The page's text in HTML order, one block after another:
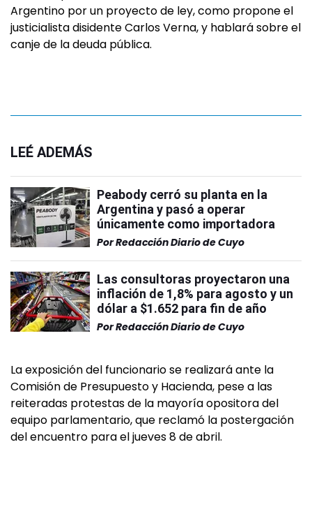
Argentino por un proyecto de ley, como propone el
justicialista disidente Carlos Verna, y hablará sobre el
canje de la deuda pública.
LEÉ ADEMÁS
Peabody cerró su planta en la
Argentina y pasó a operar
únicamente como importadora
PorRedacción Diario de Cuyo
Las consultoras proyectaron una
inflación de 1,8% para agosto y un
dólar a $1.652 para fin de año
PorRedacción Diario de Cuyo
La exposición del funcionario se realizará ante la
Comisión de Presupuesto y Hacienda, pese a las
reiteradas protestas de la mayoría opositora del
equipo parlamentario, que reclamó la postergación
del encuentro para el jueves 8 de abril.